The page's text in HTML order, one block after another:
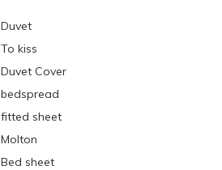
Duvet
To kiss
Duvet Cover
bedspread
fitted sheet
Molton
Bed sheet